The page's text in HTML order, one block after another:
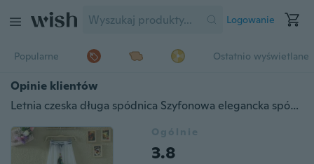
Logowanie
Popularne Ostatnio wyświetlane
Opinie klientów
Letnia czeska długa spódnica Szyfonowa elegancka spódnica na co dzień
Ogólnie
3.8